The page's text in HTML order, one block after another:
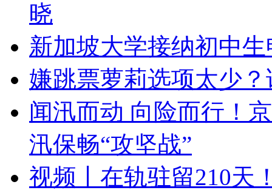
晓
新加坡大学接纳初中
嫌跳票萝莉选项太少
闻汛而动 向险而行！
汛保畅“攻坚战”
视频丨在轨驻留210天